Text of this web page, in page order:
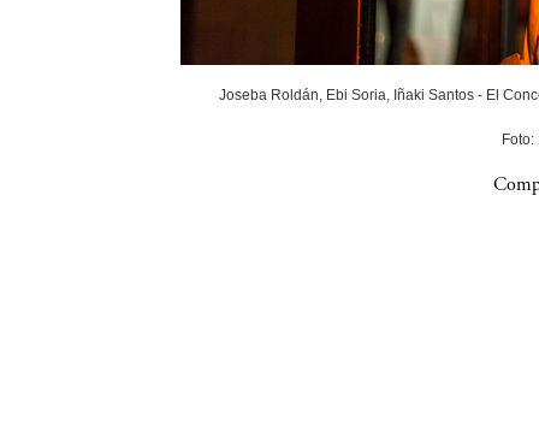
Joseba Roldán, Ebi Soria, Iñaki Santos - El